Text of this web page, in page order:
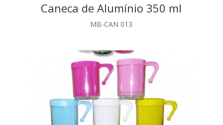
Caneca de Alumínio 350 ml
MB-CAN 013